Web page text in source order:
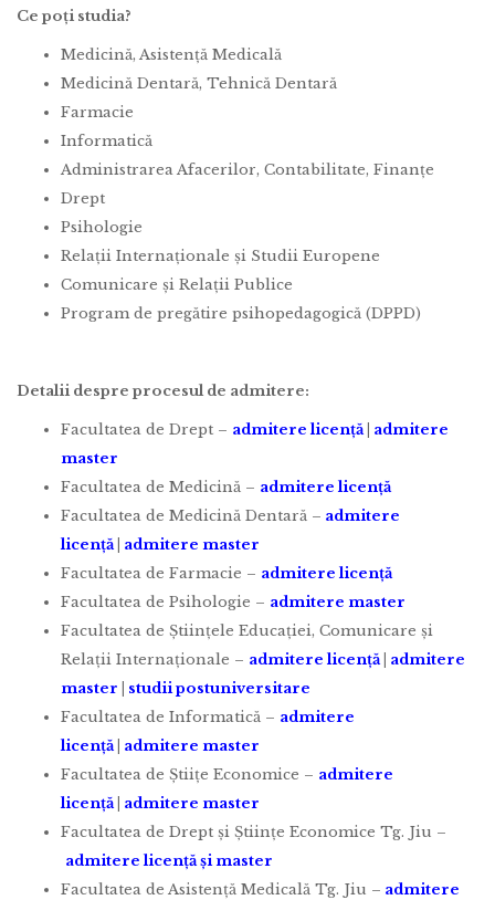
Ce poți studia?
Medicină, Asistență Medicală
Medicină Dentară, Tehnică Dentară
Farmacie
Informatică
Administrarea Afacerilor, Contabilitate, Finanțe
Drept
Psihologie
Relații Internaționale și Studii Europene
Comunicare și Relații Publice
Program de pregătire psihopedagogică (DPPD)
Detalii despre procesul de admitere:
Facultatea de Drept – admitere licență| admitere
master
Facultatea de Medicină – admitere licență
Facultatea de Medicină Dentară – admitere
licență| admitere master
Facultatea de Farmacie – admitere licență
Facultatea de Psihologie – admitere master
Facultatea de Științele Educației, Comunicare și
Relații Internaționale – admitere licență| admitere
master
studii postuniversitare
Facultatea de Informatică – admitere
licență| admitere master
Facultatea de Știițe Economice – admitere
licență| admitere master
Facultatea de Drept și Științe Economice Tg. Jiu –
admitere licență și master
Facultatea de Asistență Medicală Tg. Jiu – admitere